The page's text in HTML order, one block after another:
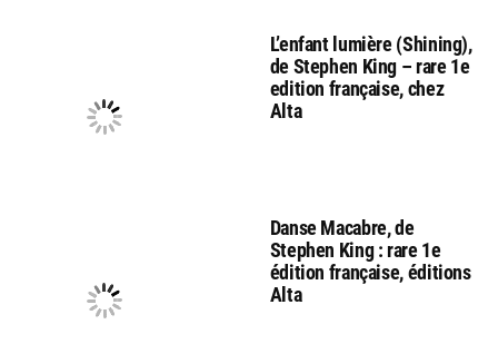
L’enfant lumière (Shining),
de Stephen King – rare 1e
edition française, chez
Alta
Danse Macabre, de
Stephen King : rare 1e
édition française, éditions
Alta